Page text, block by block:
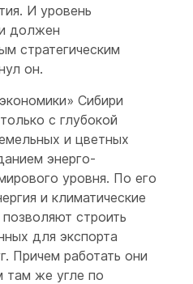
И уровень
должен
стратегическим
он.
Сибири
с глубокой
и цветных
энерго-
уровня. По его
и климатические
строить
для экспорта
Причем работать они
там же угле по